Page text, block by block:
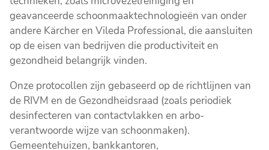
geavanceerde schoonmaaktechnologieën van onder
andere Kärcher en Vileda Professional, die aansluiten
op de eisen van bedrijven die productiviteit en
gezondheid belangrijk vinden.
Onze protocollen zijn gebaseerd op de richtlijnen van
de RIVM en de Gezondheidsraad (zoals periodiek
desinfecteren van contactvlakken en arbo-
verantwoorde wijze van schoonmaken).
Gemeentehuizen, bankkantoren,